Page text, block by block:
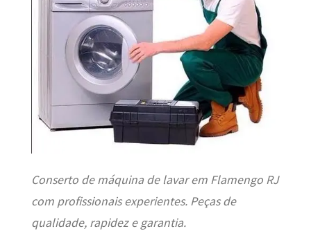
Conserto de máquina de lavar em Flamengo RJ
com profissionais experientes. Peças de
qualidade, rapidez e garantia.